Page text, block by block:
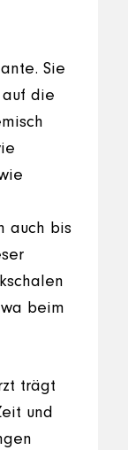
Sie
die
auch bis
beim
trägt
und